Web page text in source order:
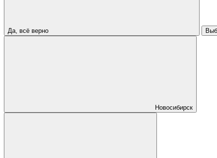
Да, всё верно
Новосибирск